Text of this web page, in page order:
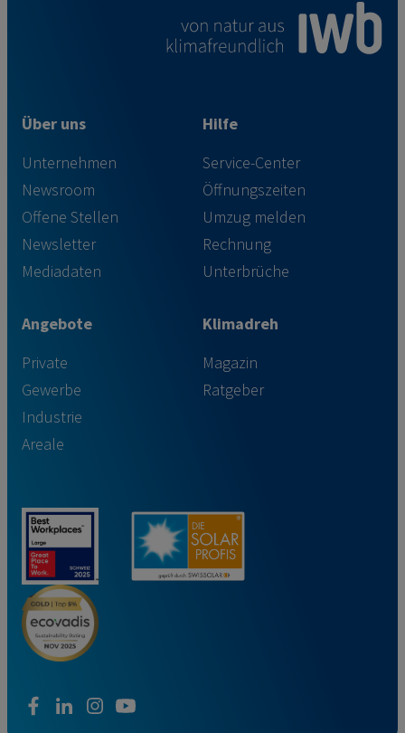
Über uns
Unternehmen
Newsroom
Offene Stellen
Newsletter
Mediadaten
Hilfe
Service-Center
Öffnungszeiten
Umzug melden
Rechnung
Unterbrüche
Angebote
Private
Gewerbe
Industrie
Areale
Klimadreh
Magazin
Ratgeber
facebook
linkedininstagram
youtube